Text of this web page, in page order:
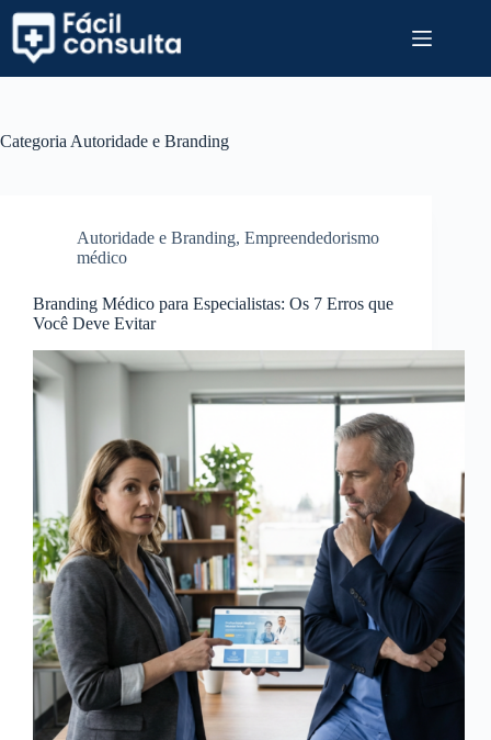
Pular
para
conteúdo
Categoria Autoridade e Branding
Autoridade e Branding, Empreendedorismo
médico
Branding Médico para Especialistas: Os 7 Erros que
Você Deve Evitar